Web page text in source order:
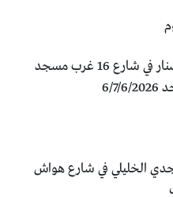
تقبل التعازي للرجال في ديوان الشنار في شارع 16 غرب مسجد
الخليلي في شارع هواش